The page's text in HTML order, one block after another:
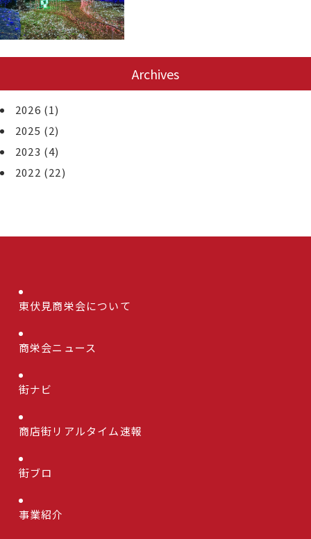
Archives
2026 (1)
2025 (2)
2023 (4)
2022 (22)
東伏見商栄会について
商栄会ニュース
街ナビ
商店街リアルタイム速報
街ブロ
事業紹介